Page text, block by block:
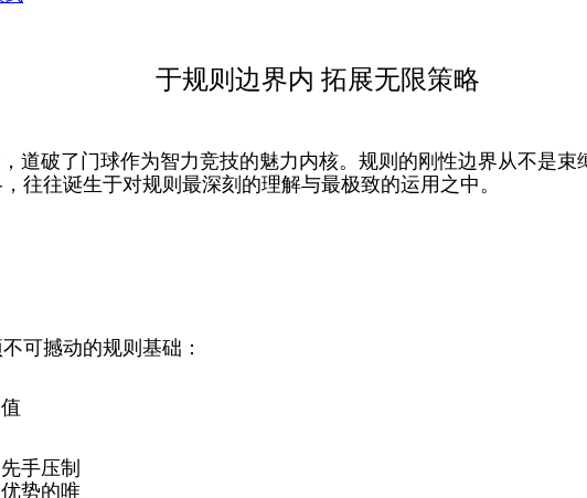
于规则边界内 拓展无限策略
，道破了门球作为智力竞技的魅力内核。规则的刚性边界从不是
往往诞生于对规则最深刻的理解与最极致的运用之中。
可撼动的规则基础：
手压制
势的唯